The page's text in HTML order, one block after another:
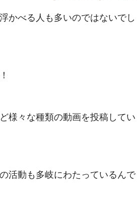
かべる人も多いのではないでし
様々な種類の動画を投稿してい
活動も多岐にわたっているんで